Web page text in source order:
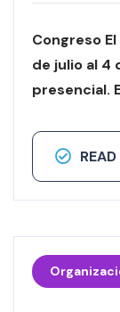
Congreso
de julio al 4
presencial.